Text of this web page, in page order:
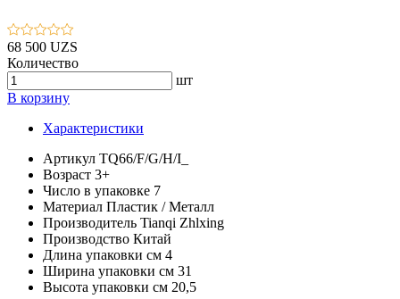
68 500 UZS
Количество
шт
В корзину
Характеристики
Артикул TQ66/F/G/H/I_
Возраст 3+
Число в упаковке 7
Материал Пластик / Металл
Производитель Tianqi Zhlxing
Производство Китай
Длина упаковки см 4
Ширина упаковки см 31
Высота упаковки см 20,5